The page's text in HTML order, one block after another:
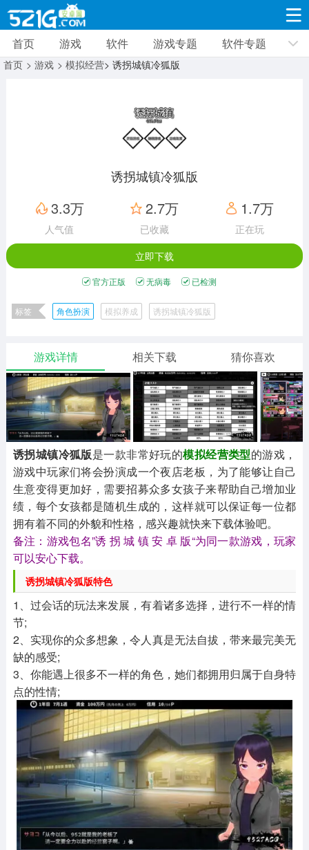
游戏 软件 游戏专题 软件专题 新闻资讯
8693款应用
动作闯关
赛车竞速
3632款应用
卡牌对战
2052款应用
体育运动
1280款应用
手游辅助
1959款应用
二次元
模拟经营
仙侠手游
485款应用
手赚网赚
446款应用
绝地求生
34款应用
三国游戏
3934款应用
我的世界
69款应用
像素游戏
700款应用
其他
981款应用
末日游戏
1407款应用
pc游戏
3449款应用
游戏攻略
63款应用
软件教程
热点新闻
首页 游戏 软件 游戏专题 软件专题
首页 > 游戏 > 模拟经营> 诱拐城镇冷狐版
诱拐城镇冷狐版
3.3万
人气值
2.7万
已收藏
1.7万
正在玩
立即下载
官方正版 无病毒 已检测
标签 角色扮演 模拟养成
诱拐城镇冷狐版
检查身体捕捉学院汉化移植版
检查身体捕捉学院安卓手机
雷电将军的俘虏生活汉化版免费
冷狐汉化
桃子汉化组移植手游
冷狐版绅士rpg
冷狐移植300款 冷狐汉化300
绅士rpg无心
冷狐移植2000
游戏详情 相关下载 猜你喜欢
诱拐城镇冷狐版是一款非常好玩的模拟经营类型的游戏，
游戏中玩家们将会扮演成一个夜店老板，为了能够让自己
生意变得更加好，需要招募众多女孩子来帮助自己增加业
绩，每个女孩都是随机生成的，这样就可以保证每一位都
拥有着不同的外貌和性格，感兴趣就快来下载体验吧。
备注：游戏包名”诱 拐 城 镇 安 卓 版“为同一款游戏，玩家
可以安心下载。
诱拐城镇冷狐版特色
1、过会话的玩法来发展，有着诸多选择，进行不一样的情
节;
2、实现你的众多想象，令人真是无法自拔，带来最完美无
缺的感受;
3、你能遇上很多不一样的角色，她们都拥用归属于自身特
点的性情;